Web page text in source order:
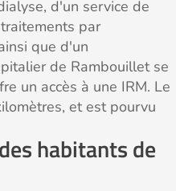
d'un service de
par
que d'un
de Rambouillet se
un accès à une IRM. Le
et est pourvu
habitants de